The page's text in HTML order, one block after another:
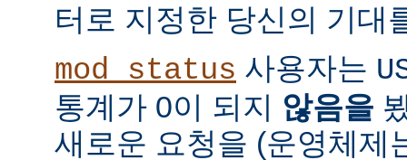
터로 지정한 당신의 기대
mod_status 사용자는
통계가 0이 되지 않음을
새로운 요청을 (운영체제